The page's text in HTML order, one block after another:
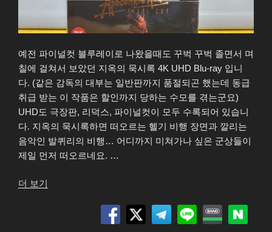
예전 파이널컷 블루레이로 나왔을때도 꾸벅 꾸벅 졸면서 며
칠에 걸쳐서 보았던 지옥의 묵시록 4K UHD Blu-ray 입니
다. (같은 감독의 대부는 일반판까지 품절되곤 했는데 동급
취급 받는 이 작품은 할인까지 당하는 수모를 겪는군요)
UHD도 극장판, 리덕스, 파이널컷이 모두 수록되어 있습니
다. 지옥의 묵시록하면 떠오르는 헬기 비행 장면과 깔리는
음악인 발퀴리의 비행… 어디까지 미쳐가나 싶은 군상들이
제일 먼저 떠오르네요. …
더 보기